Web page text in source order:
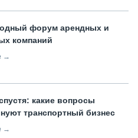
форум арендных и
компаний
→
какие вопросы
транспортный бизнес
→